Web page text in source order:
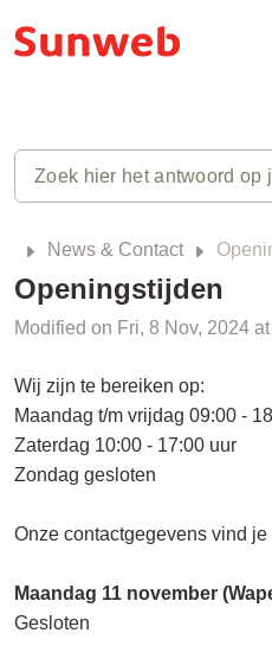
News & Contact
Openingstijden
Modified on Fri, 8 Nov, 2024
Wij zijn te bereiken op:
Maandag t/m vrijdag 09:00 -
Zaterdag 10:00 - 17:00 uur
Zondag gesloten
Onze contactgegevens vind
Maandag 11 november
Gesloten